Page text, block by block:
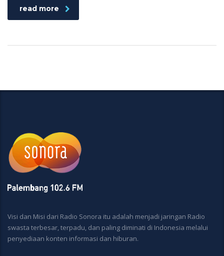
read more
Visi dan Misi dari Radio Sonora itu adalah menjadi jaringan Radio
swasta terbesar, terpadu, dan paling diminati di Indonesia melalui
penyediaan konten informasi dan hiburan.